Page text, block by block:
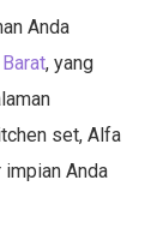
Anda
, yang
set, Alfa
Anda